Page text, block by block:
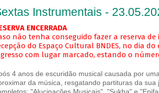
Instrumentais -
ENCERRADA
não tenha conseguido fazer a reserva
do Espaço Cultural BNDES, no dia
com lugar marcado, estando o
4 anos de escuridão musical causada por
da música, resgatando partituras da